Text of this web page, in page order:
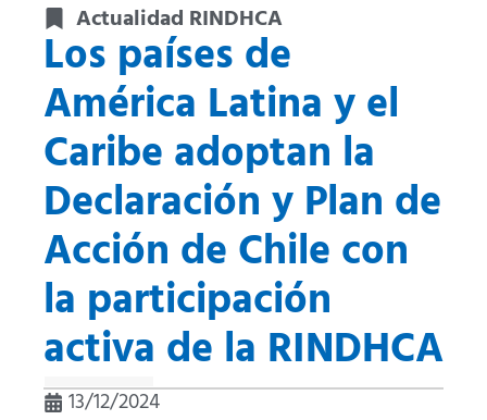
Actualidad RINDHCA
Los países de
América Latina y el
Caribe adoptan la
Declaración y Plan de
Acción de Chile con
la participación
activa de la RINDHCA
13/12/2024